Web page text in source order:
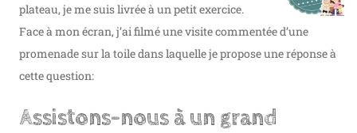
plateau, je me suis livrée à un petit exercice.
Face à mon écran, j’ai filmé une visite commentée d’une
promenade sur la toile dans laquelle je propose une réponse à
cette question:
Assistons-nous à un grand